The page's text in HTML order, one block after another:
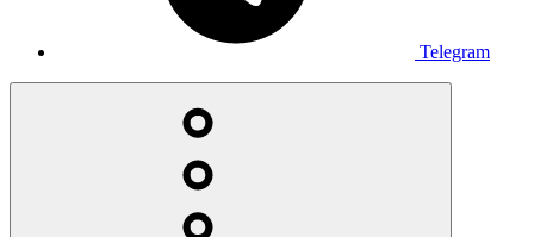
Telegram